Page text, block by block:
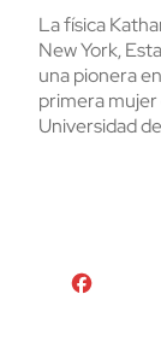
La física
New York,
una pionera
primera mujer
Universidad